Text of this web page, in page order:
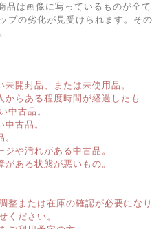
は画像に写っているものが全て
プの劣化が見受けられます。その
開封品、または未使用品。
らある程度時間が経過したも
中古品。
古品。
や汚れがある中古品。
ある状態が悪いもの。
整または在庫の確認が必要になり
ください。